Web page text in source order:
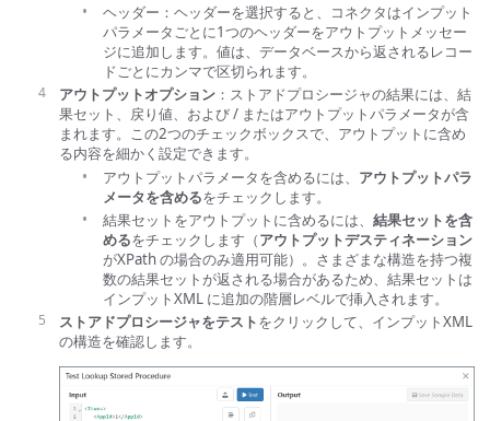
ヘッダー：ヘッダーを選択すると、コネクタはインプット
パラメータごとに1つのヘッダーをアウトプットメッセー
ジに追加します。値は、データベースから返されるレコー
ドごとにカンマで区切られます。
アウトプットオプション ：ストアドプロシージャの結果には、結
果セット、戻り値、および / またはアウトプットパラメータが含
まれます。この2つのチェックボックスで、アウトプットに含め
る内容を細かく設定できます。
アウトプットパラメータを含めるには、 アウトプットパラ
メータを含めるをチェックします。
結果セットをアウトプットに含めるには、 結果セットを含
めるをチェックします（アウトプットデスティネーション
がXPath の場合のみ適用可能）。さまざまな構造を持つ複
数の結果セットが返される場合があるため、結果セットは
インプットXML に追加の階層レベルで挿入されます。
ストアドプロシージャをテストをクリックして、インプットXML
の構造を確認します。